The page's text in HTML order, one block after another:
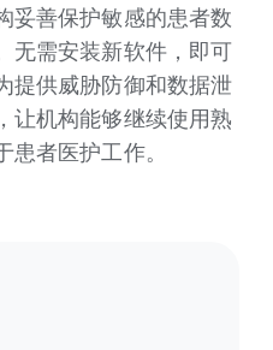
妥善保护敏感的患者数
无需安装新软件，即可
提供威胁防御和数据泄
让机构能够继续使用熟
者医护工作。